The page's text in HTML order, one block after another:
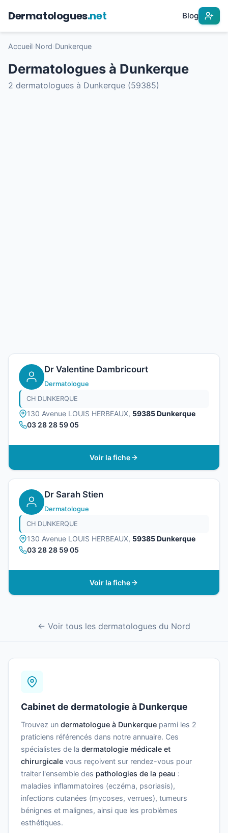
Dermatologues.net Blog
Accueil Nord Dunkerque
Dermatologues à Dunkerque
2 dermatologues à Dunkerque (59385)
Dr Valentine Dambricourt
Dermatologue
CH DUNKERQUE
130 Avenue LOUIS HERBEAUX, 59385 Dunkerque
03 28 28 59 05
Voir la fiche
Dr Sarah Stien
Dermatologue
CH DUNKERQUE
130 Avenue LOUIS HERBEAUX, 59385 Dunkerque
03 28 28 59 05
Voir la fiche
← Voir tous les dermatologues du Nord
Cabinet de dermatologie à Dunkerque
Trouvez un dermatologue à Dunkerque parmi les 2
praticiens référencés dans notre annuaire. Ces
spécialistes de la dermatologie médicale et
chirurgicale vous reçoivent sur rendez-vous pour
traiter l'ensemble des pathologies de la peau :
maladies inflammatoires (eczéma, psoriasis),
infections cutanées (mycoses, verrues), tumeurs
bénignes et malignes, ainsi que les problèmes
esthétiques.